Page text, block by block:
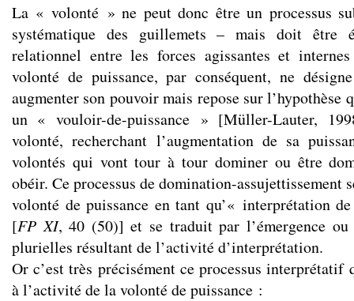
La « volonté » ne peut donc être un processus
systématique des guillemets – mais doit être
relationnel entre les forces agissantes et
volonté de puissance, par conséquent, ne
augmenter son pouvoir mais repose sur l’hypothèse
un « vouloir-de-puissance » [Müller-Lauter,
volonté, recherchant l’augmentation de sa
volontés qui vont tour à tour dominer ou être
obéir. Ce processus de domination-assujettissement
volonté de puissance en tant qu’« interprétation
[FP XI, 40 (50)] et se traduit par l’émergence
plurielles résultant de l’activité d’interprétation.
Or c’est très précisément ce processus interprétatif
à l’activité de la volonté de puissance :